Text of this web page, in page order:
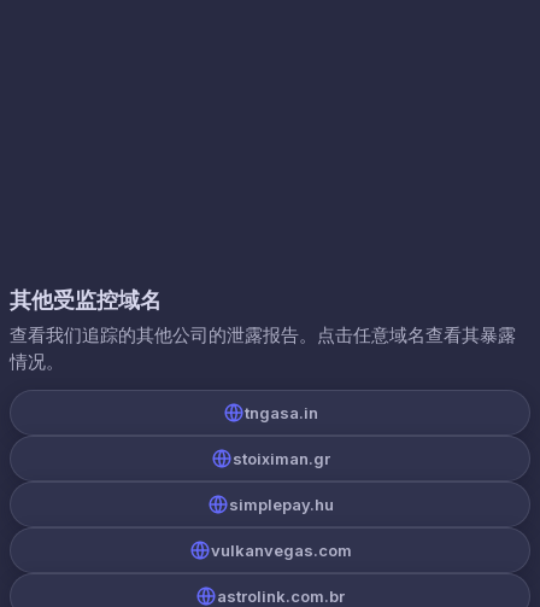
其他受监控域名
查看我们追踪的其他公司的泄露报告。点击任意域名查看其暴露
情况。
tngasa.in
stoiximan.gr
simplepay.hu
vulkanvegas.com
astrolink.com.br